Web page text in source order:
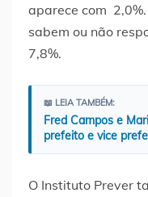
aparece com
sabem ou não
7,8%.
📖 LEIA TAMBÉM:
Fred Campos e
prefeito e vice
O Instituto Prever